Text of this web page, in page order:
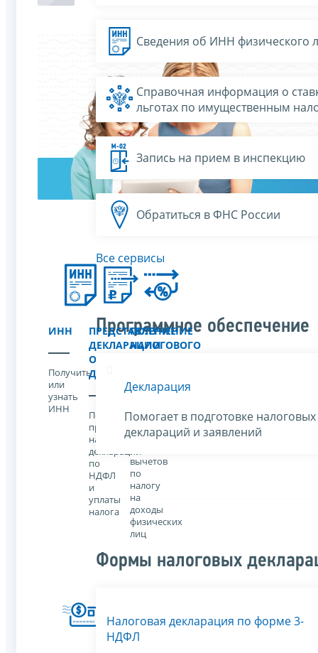
ИНН
Получить
или
узнать
ИНН
ПРЕДСТАВЛЕНИЕ
ДЕКЛАРАЦИИ
О
ДОХОДАХ
Порядок
представления
налоговой
декларации
по
НДФЛ
и
уплаты
налога
ПОЛУЧЕНИЕ
НАЛОГОВОГО
и
условия
получения
вычетов
по
налогу
на
доходы
физических
лиц
Сведения об ИНН физического
Справочная информация о
льготах по имущественным
Запись на прием в инспекцию
Обратиться в ФНС России
Все сервисы
Программное обеспечение
Декларация
Помогает в подготовке налоговых
деклараций и заявлений
Формы налоговых
Налоговая декларация по форме 3-
НДФЛ